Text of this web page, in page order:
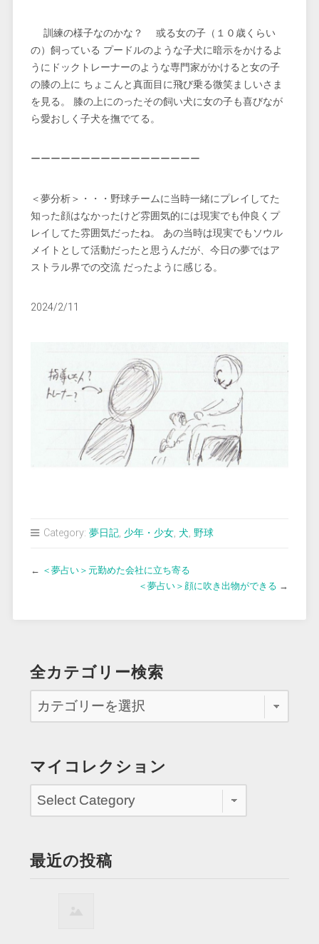
訓練の様子なのかな？ 或る女の子（１０歳くらい
の）飼っている プードルのような子犬に暗示をかけるよ
うにドックトレーナーのような専門家がかけると女の子
の膝の上に ちょこんと真面目に飛び乗る微笑ましいさま
を見る。 膝の上にのったその飼い犬に女の子も喜びなが
ら愛おしく子犬を撫でてる。
ーーーーーーーーーーーーーーーーー
＜夢分析＞・・・野球チームに当時一緒にプレイしてた
知った顔はなかったけど雰囲気的には現実でも仲良くプ
レイしてた雰囲気だったね。 あの当時は現実でもソウル
メイトとして活動だったと思うんだが、今日の夢ではア
ストラル界での交流 だったように感じる。
2024/2/11
Category: 夢日記, 少年・少女, 犬, 野球
← ＜夢占い＞元勤めた会社に立ち寄る
＜夢占い＞顔に吹き出物ができる →
全カテゴリー検索
マイコレクション
最近の投稿